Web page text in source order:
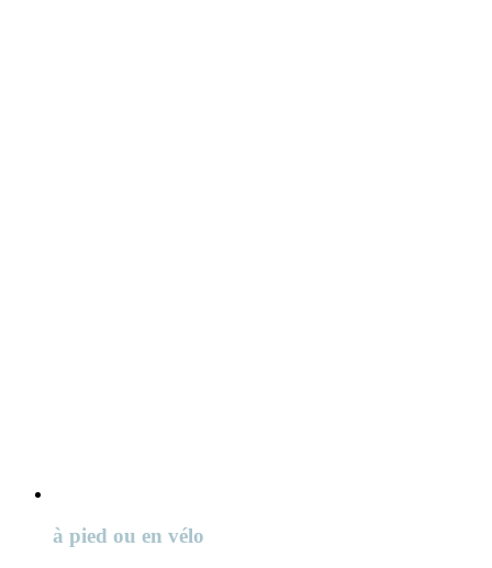
à pied ou en vélo